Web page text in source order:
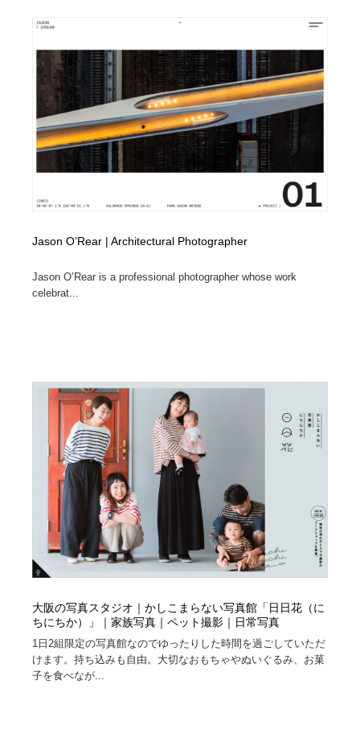
Jason O’Rear | Architectural Photographer
Jason O’Rear is a professional photographer whose work
celebrat...
大阪の写真スタジオ｜かしこまらない写真館「日日花（に
ちにちか）」｜家族写真｜ペット撮影｜日常写真
1日2組限定の写真館なのでゆったりした時間を過ごしていただ
けます。持ち込みも自由。大切なおもちゃやぬいぐるみ、お菓
子を食べなが...